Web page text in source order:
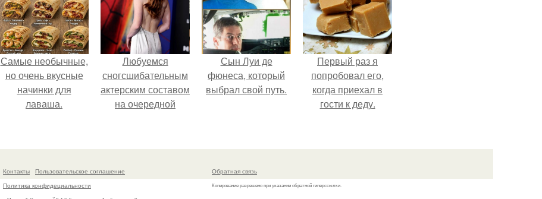
Самые необычные,
но очень вкусные
начинки для
лаваша.
Любуемся
сногсшибательным
актерским составом
на очередной
Сын Луи де
фюнеса, который
выбрал свой путь.
Первый раз я
попробовал его,
когда приехал в
гости к деду.
Контакты
Пользовательское соглашение
Политика конфидециальности
Обратная связь
Копирование разрешено при указании обратной гиперссылки.